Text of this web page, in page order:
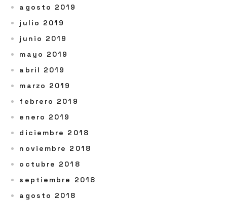
agosto 2019
julio 2019
junio 2019
mayo 2019
abril 2019
marzo 2019
febrero 2019
enero 2019
diciembre 2018
noviembre 2018
octubre 2018
septiembre 2018
agosto 2018